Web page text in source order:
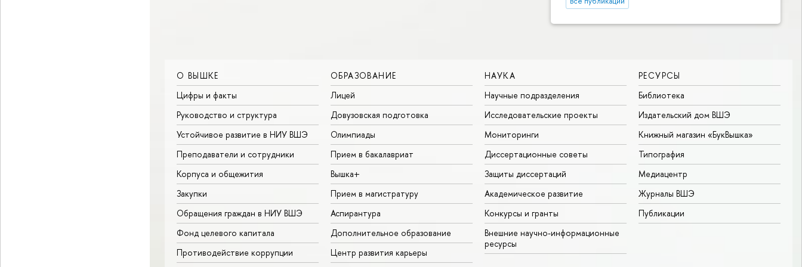
О ВЫШКЕ
Цифры и факты
Руководство и структура
Устойчивое развитие в НИУ ВШЭ
Преподаватели и сотрудники
Корпуса и общежития
Закупки
Обращения граждан в НИУ ВШЭ
Фонд целевого капитала
Противодействие коррупции
ОБРАЗОВАНИЕ
Лицей
Довузовская подготовка
Олимпиады
Прием в бакалавриат
Вышка+
Прием в магистратуру
Аспирантура
Дополнительное образование
Центр развития карьеры
НАУКА
Научные подразделения
Исследовательские проекты
Мониторинги
Диссертационные советы
Защиты диссертаций
Академическое развитие
Конкурсы и гранты
Внешние научно-информационные
ресурсы
РЕСУРСЫ
Библиотека
Издательский дом ВШЭ
Книжный магазин «БукВышка»
Типография
Медиацентр
Журналы ВШЭ
Публикации